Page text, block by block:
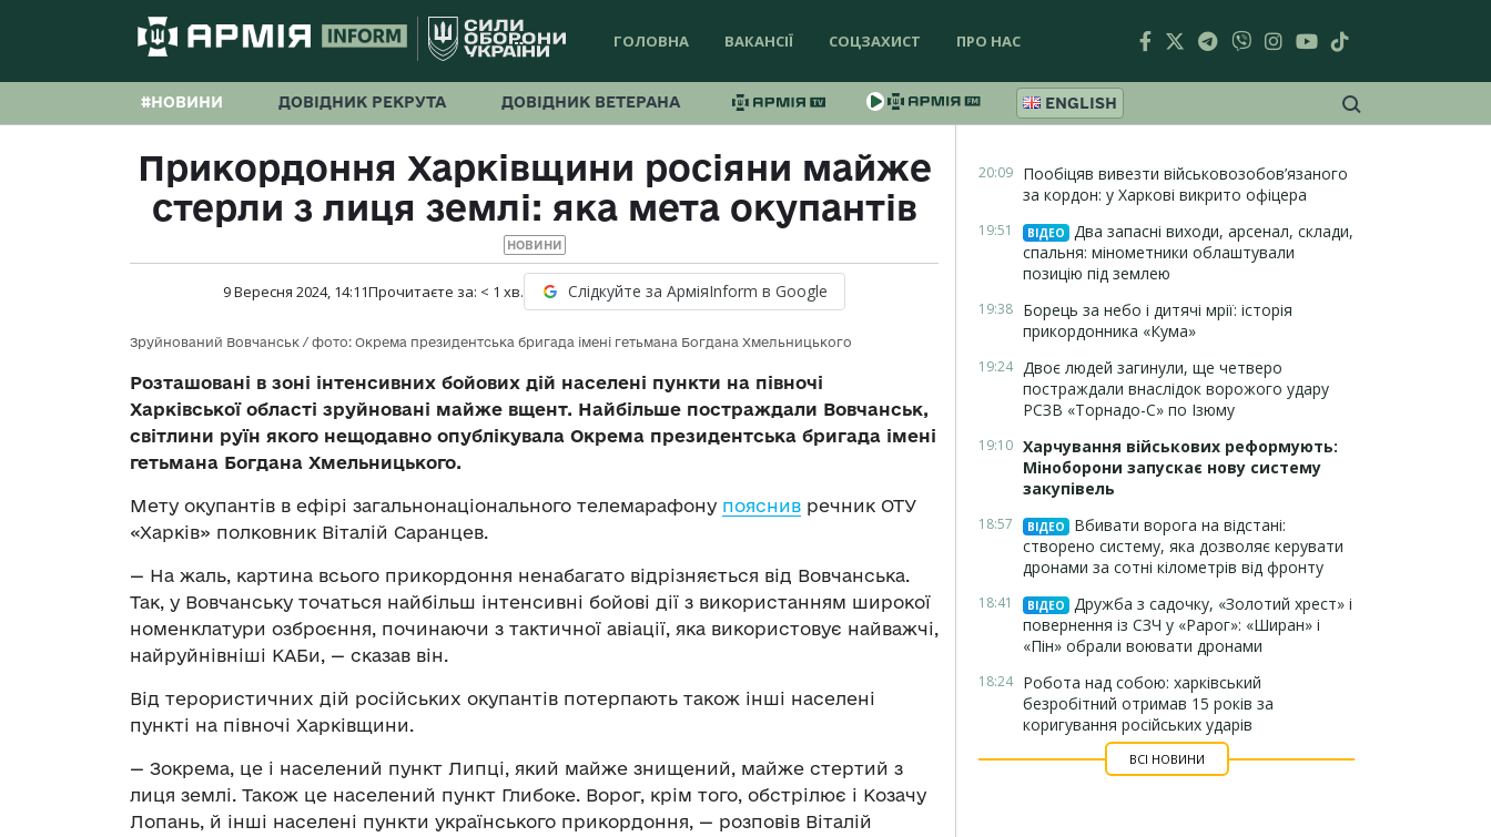
ГОЛОВНА ВАКАНСІЇ СОЦЗАХИСТ ПРО НАС
#НОВИНИ ДОВІДНИК РЕКРУТА ДОВІДНИК ВЕТЕРАНА ENGLISH
Прикордоння Харківщини росіяни майже
стерли з лиця землі: яка мета окупантів
НОВИНИ
9 Вересня 2024, 14:11Прочитаєте за: < 1 хв. Слідкуйте за АрміяInform в Google
Зруйнований Вовчанськ / фото: Окрема президентська бригада імені гетьмана Богдана Хмельницького
Розташовані в зоні інтенсивних бойових дій населені пункти на півночі
Харківської області зруйновані майже вщент. Найбільше постраждали Вовчанськ,
світлини руїн якого нещодавно опублікувала Окрема президентська бригада імені
гетьмана Богдана Хмельницького.
Мету окупантів в ефірі загальнонаціонального телемарафону пояснив речник ОТУ
«Харків» полковник Віталій Саранцев.
— На жаль, картина всього прикордоння ненабагато відрізняється від Вовчанська.
Так, у Вовчанську точаться найбільш інтенсивні бойові дії з використанням широкої
номенклатури озброєння, починаючи з тактичної авіації, яка використовує найважчі,
найруйнівніші КАБи, — сказав він.
Від терористичних дій російських окупантів потерпають також інші населені
пункті на півночі Харківщини.
— Зокрема, це і населений пункт Липці, який майже знищений, майже стертий з
лиця землі. Також це населений пункт Глибоке. Ворог, крім того, обстрілює і Козачу
Лопань, й інші населені пункти українського прикордоння, — розповів Віталій
20:09 Пообіцяв вивезти військовозобов’язаного
за кордон: у Харкові викрито офіцера
19:51 ВІДЕО
Два запасні виходи, арсенал, склади,
спальня: мінометники облаштували
позицію під землею
19:38 Борець за небо і дитячі мрії: історія
прикордонника «Кума»
19:24 Двоє людей загинули, ще четверо
постраждали внаслідок ворожого удару
РСЗВ «Торнадо-С» по Ізюму
19:10 Харчування військових реформують:
Міноборони запускає нову систему
закупівель
18:57 ВІДЕО
Вбивати ворога на відстані:
створено систему, яка дозволяє керувати
дронами за сотні кілометрів від фронту
18:41 ВІДЕО
Дружба з садочку, «Золотий хрест» і
повернення із СЗЧ у «Рарог»: «Ширан» і
«Пін» обрали воювати дронами
18:24 Робота над собою: харківський
безробітний отримав 15 років за
коригування російських ударів
ВСІ НОВИНИ